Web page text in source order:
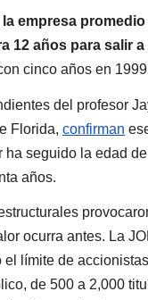
la empresa
12 años para salir
cinco años en
del profesor
Florida, confirman
ha seguido la edad
años.
ocurra antes. La
el límite de
de 500 a 2,000